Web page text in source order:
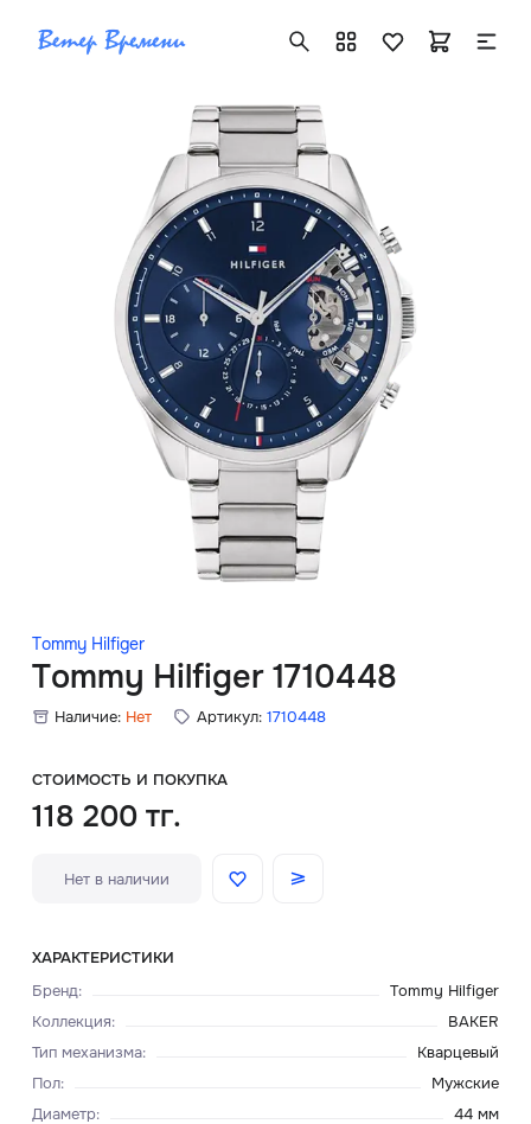
Tommy Hilfiger
Tommy Hilfiger 1710448
Наличие: Нет Артикул: 1710448
СТОИМОСТЬ И ПОКУПКА
118 200 тг.
Нет в наличии
ХАРАКТЕРИСТИКИ
Бренд:
Tommy Hilfiger
Коллекция:
BAKER
Тип механизма:
Кварцевый
Пол:
Мужские
Диаметр:
44 мм
+7 ( 705 ) 181-42-50
info@vetervremeni.kz
Авторизация
Каталог
Мужские часы
Женские часы
Скидки
Главная
О нас